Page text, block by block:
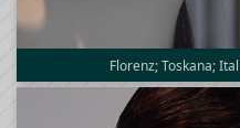
Florenz; Toskana;